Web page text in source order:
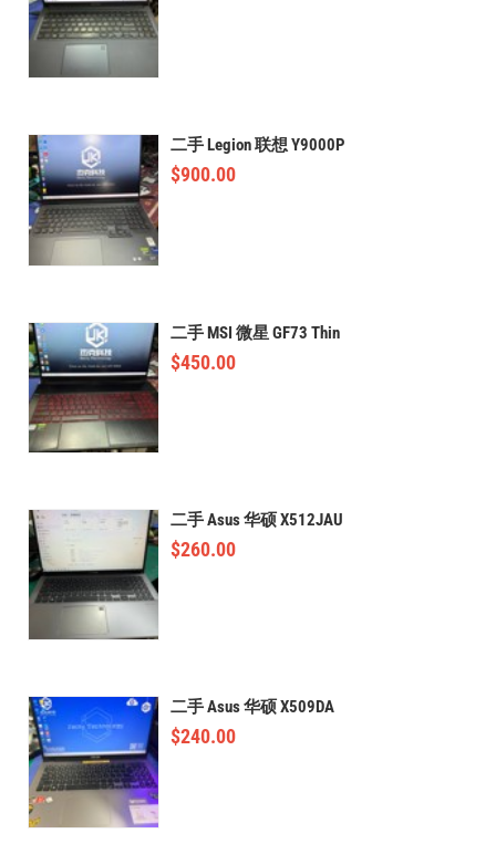
二手 Legion 联想 Y9000P
$900.00
二手 MSI 微星 GF73 Thin
$450.00
二手 Asus 华硕 X512JAU
$260.00
二手 Asus 华硕 X509DA
$240.00